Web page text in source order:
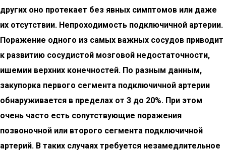
других оно протекает без явных симптомов или даже
их отсутствии. Непроходимость подключичной артерии.
Поражение одного из самых важных сосудов приводит
к развитию сосудистой мозговой недостаточности,
ишемии верхних конечностей. По разным данным,
закупорка первого сегмента подключичной артерии
обнаруживается в пределах от 3 до 20%. При этом
очень часто есть сопутствующие поражения
позвоночной или второго сегмента подключичной
артерий. В таких случаях требуется незамедлительное